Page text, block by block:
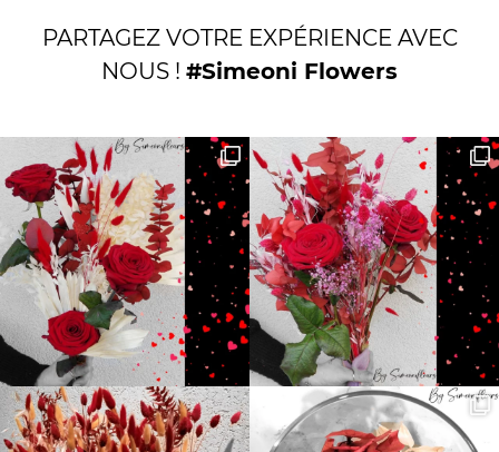
PARTAGEZ VOTRE EXPÉRIENCE AVEC
NOUS ! #Simeoni Flowers